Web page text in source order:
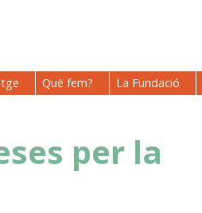
Què fem? La Fundació
per la